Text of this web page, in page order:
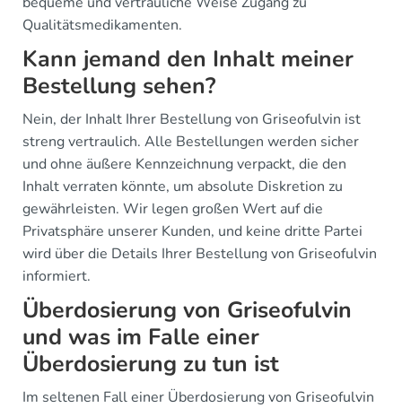
Qualitätsmedikamenten.
Kann jemand den Inhalt meiner
Bestellung sehen?
Nein, der Inhalt Ihrer Bestellung von Griseofulvin ist
streng vertraulich. Alle Bestellungen werden sicher
und ohne äußere Kennzeichnung verpackt, die den
Inhalt verraten könnte, um absolute Diskretion zu
gewährleisten. Wir legen großen Wert auf die
Privatsphäre unserer Kunden, und keine dritte Partei
wird über die Details Ihrer Bestellung von Griseofulvin
informiert.
Überdosierung von Griseofulvin
und was im Falle einer
Überdosierung zu tun ist
Im seltenen Fall einer Überdosierung von Griseofulvin